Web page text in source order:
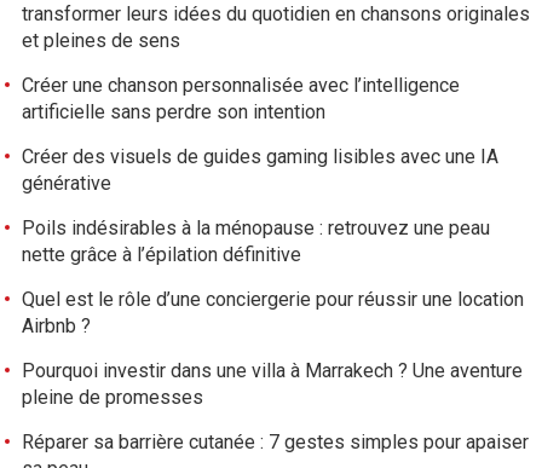
transformer leurs idées du quotidien en chansons originales
et pleines de sens
Créer une chanson personnalisée avec l’intelligence
artificielle sans perdre son intention
Créer des visuels de guides gaming lisibles avec une IA
générative
Poils indésirables à la ménopause : retrouvez une peau
nette grâce à l’épilation définitive
Quel est le rôle d’une conciergerie pour réussir une location
Airbnb ?
Pourquoi investir dans une villa à Marrakech ? Une aventure
pleine de promesses
Réparer sa barrière cutanée : 7 gestes simples pour apaiser